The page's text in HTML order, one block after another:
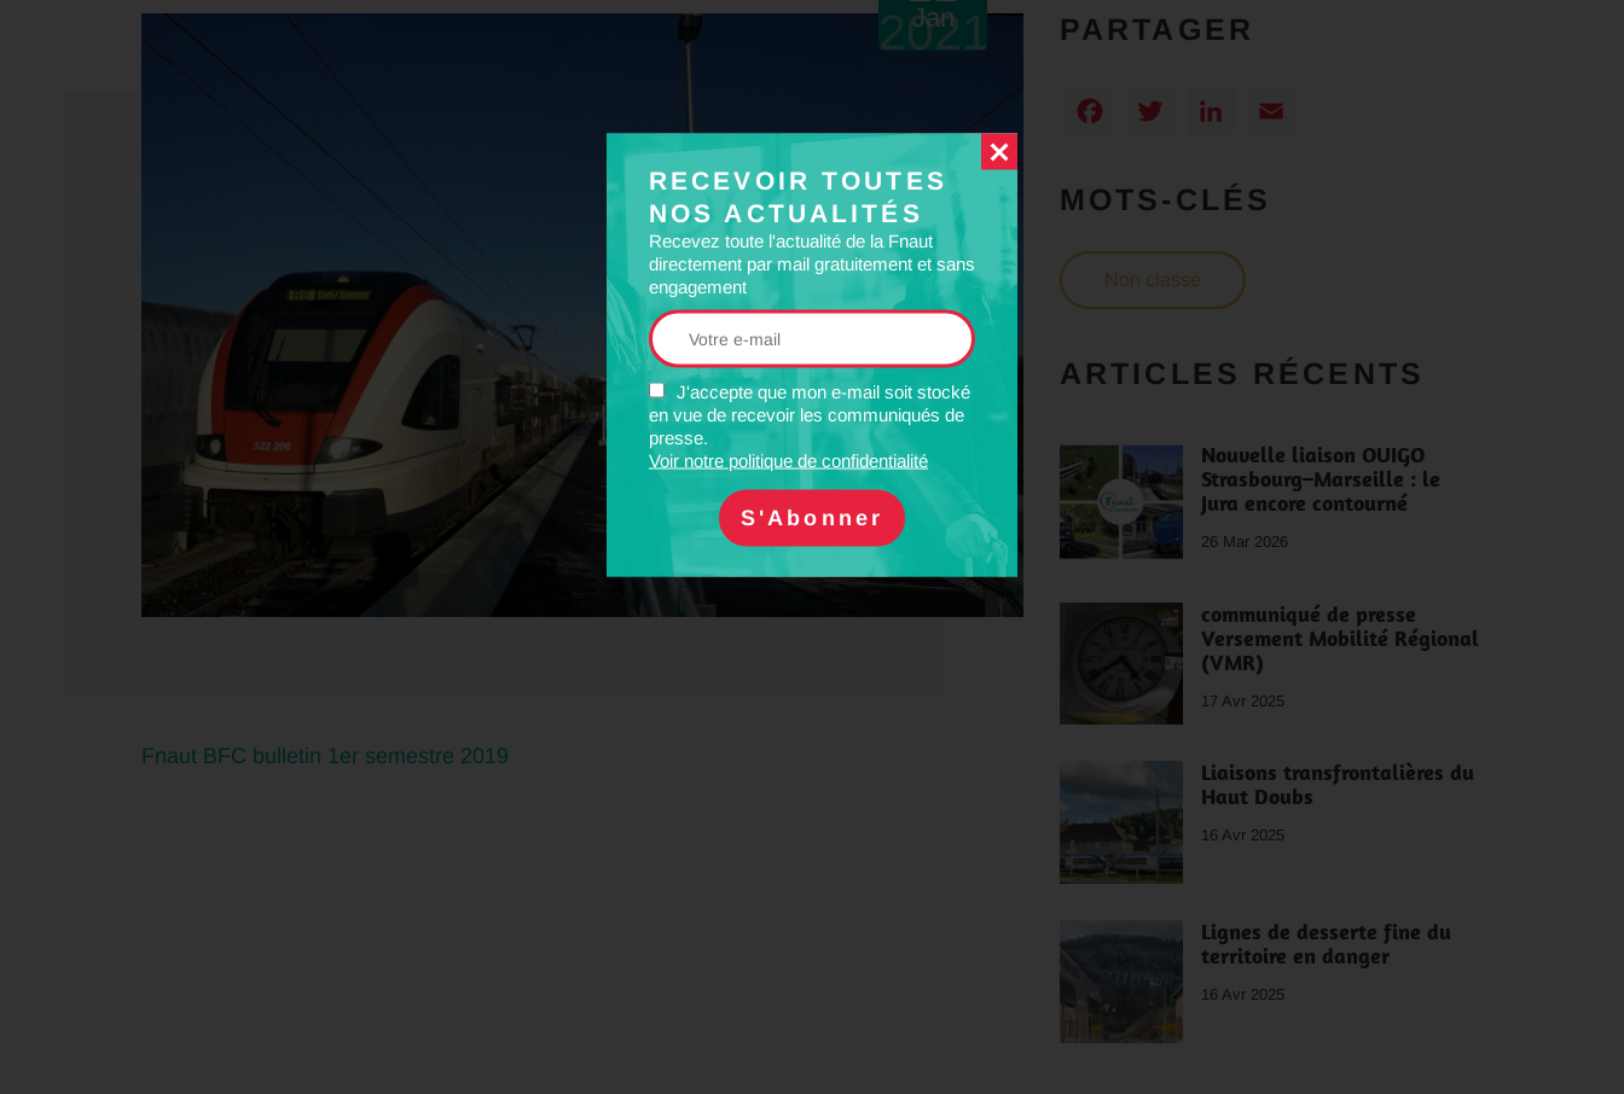
RECEVOIR TOUTES
NOS ACTUALITÉS
Recevez toute l'actualité de la Fnaut
directement par mail gratuitement et sans
engagement
J'accepte que mon e-mail soit stocké
en vue de recevoir les communiqués de
presse.
Voir notre politique de confidentialité
Jan
2021
Fnaut BFC bulletin 1er semestre 2019
PARTAGER
Facebook
TwitterLinkedIn
MOTS-CLÉS
Non classé
ARTICLES RÉCENTS
Nouvelle liaison OUIGO
Strasbourg–Marseille : le
Jura encore contourné
26 Mar 2026
communiqué de presse
Versement Mobilité Régional
(VMR)
17 Avr 2025
Liaisons transfrontalières du
Haut Doubs
16 Avr 2025
Lignes de desserte fine du
territoire en danger
16 Avr 2025